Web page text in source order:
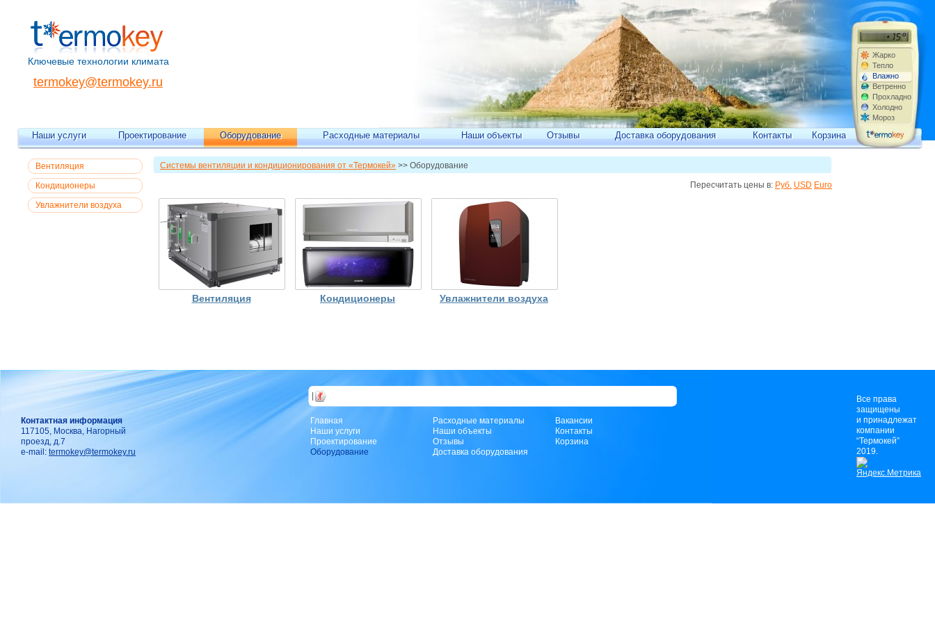
Жарко
Тепло
Влажно
Ветренно
Прохладно
Холодно
Мороз
Ключевые технологии климата
termokey@termokey.ru
Наши услуги Проектирование Оборудование Расходные материалы Наши объекты Отзывы Доставка оборудования Контакты Корзина
Вентиляция
Кондиционеры
Увлажнители воздуха
Системы вентиляции и кондиционирования от «Термокей» >> Оборудование
Пересчитать цены в: Руб. USD Euro
Вентиляция Кондиционеры Увлажнители воздуха
Контактная информация
117105, Москва, Нагорный
проезд, д.7
e-mail: termokey@termokey.ru
Главная
Наши услуги
Проектирование
Оборудование
Расходные материалы
Наши объекты
Отзывы
Доставка оборудования
Вакансии
Контакты
Корзина
Все права
защищены
и принадлежат
компании
“Термокей”
2019.